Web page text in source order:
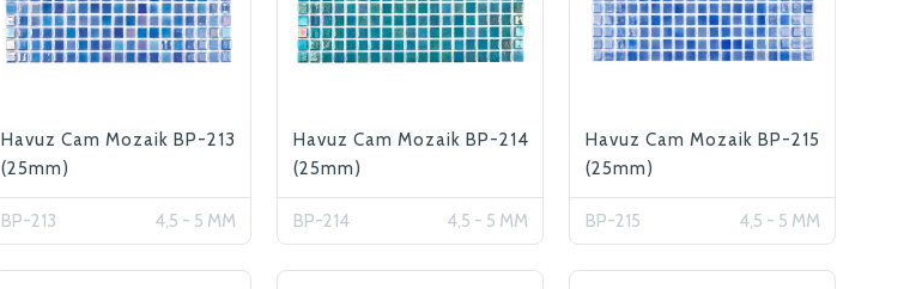
Havuz Cam Mozaik BP-213
(25mm)
BP-213 4,5 - 5 MM
Havuz Cam Mozaik BP-214
(25mm)
BP-214 4,5 - 5 MM
Havuz Cam Mozaik BP-215
(25mm)
BP-215 4,5 - 5 MM